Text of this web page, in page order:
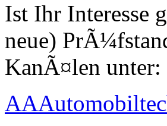
Ist Ihr Interesse
neue)
KanÃ¤len unter: